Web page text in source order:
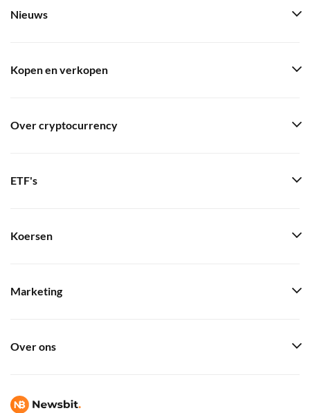
Nieuws
Kopen en verkopen
Over cryptocurrency
ETF's
Koersen
Marketing
Over ons